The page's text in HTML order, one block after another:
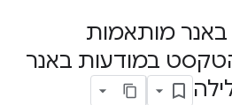
מותאמות
במודעות באנר